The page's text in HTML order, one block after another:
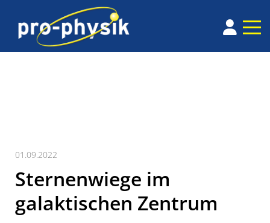
01.09.2022
Sternenwiege im
galaktischen Zentrum